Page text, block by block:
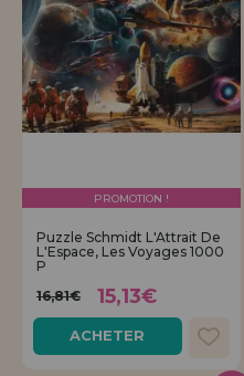
PROMOTION !
Puzzle Schmidt L'Attrait De
L'Espace, Les Voyages 1000
P
16,81€
15,13€
ACHETER